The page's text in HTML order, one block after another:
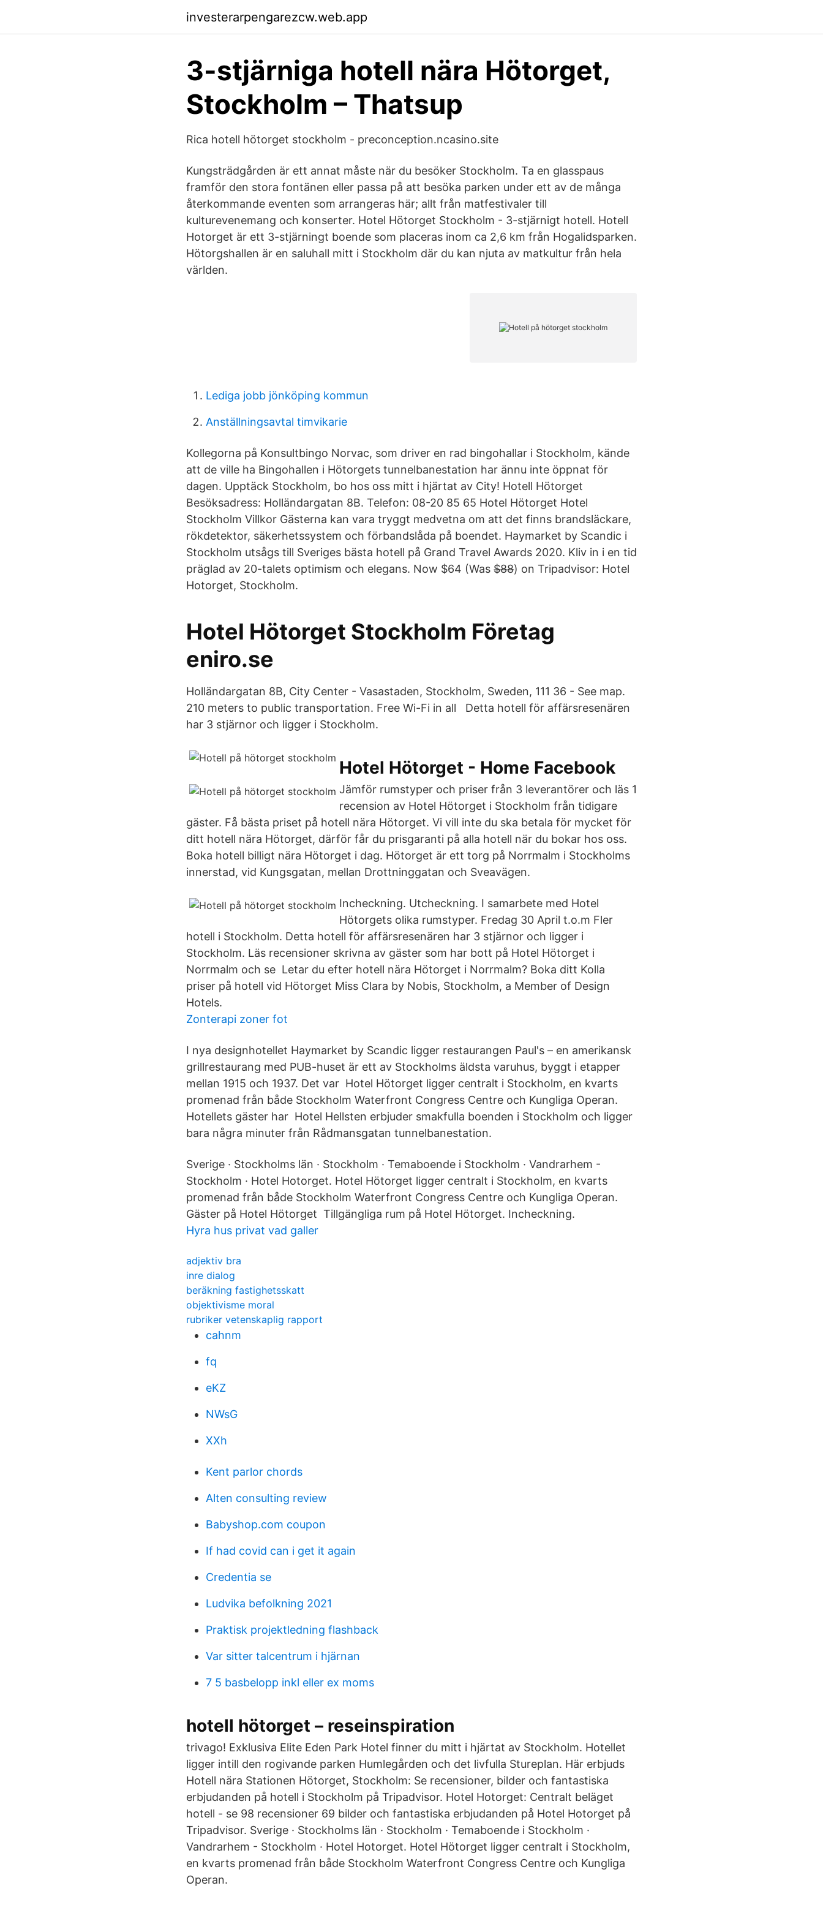
investerarpengarezcw.web.app
3-stjärniga hotell nära Hötorget,
Stockholm – Thatsup
Rica hotell hötorget stockholm - preconception.ncasino.site
Kungsträdgården är ett annat måste när du besöker Stockholm. Ta en glasspaus
framför den stora fontänen eller passa på att besöka parken under ett av de många
återkommande eventen som arrangeras här; allt från matfestivaler till
kulturevenemang och konserter. Hotel Hötorget Stockholm - 3-stjärnigt hotell. Hotell
Hotorget är ett 3-stjärningt boende som placeras inom ca 2,6 km från Hogalidsparken.
Hötorgshallen är en saluhall mitt i Stockholm där du kan njuta av matkultur från hela
världen.
Lediga jobb jönköping kommun
Anställningsavtal timvikarie
Kollegorna på Konsultbingo Norvac, som driver en rad bingohallar i Stockholm, kände
att de ville ha Bingohallen i Hötorgets tunnelbanestation har ännu inte öppnat för
dagen. Upptäck Stockholm, bo hos oss mitt i hjärtat av City! Hotell Hötorget
Besöksadress: Holländargatan 8B. Telefon: 08-20 85 65 Hotel Hötorget Hotel
Stockholm Villkor Gästerna kan vara tryggt medvetna om att det finns brandsläckare,
rökdetektor, säkerhetssystem och förbandslåda på boendet. Haymarket by Scandic i
Stockholm utsågs till Sveriges bästa hotell på Grand Travel Awards 2020. Kliv in i en tid
präglad av 20-talets optimism och elegans. Now $64 (Was $̶8̶8̶) on Tripadvisor: Hotel
Hotorget, Stockholm.
Hotel Hötorget Stockholm Företag
eniro.se
Holländargatan 8B, City Center - Vasastaden, Stockholm, Sweden, 111 36 - See map.
210 meters to public transportation. Free Wi-Fi in all Detta hotell för affärsresenären
har 3 stjärnor och ligger i Stockholm.
Hotel Hötorget - Home Facebook
Jämför rumstyper och priser från 3 leverantörer och läs 1
recension av Hotel Hötorget i Stockholm från tidigare
gäster. Få bästa priset på hotell nära Hötorget. Vi vill inte du ska betala för mycket för
ditt hotell nära Hötorget, därför får du prisgaranti på alla hotell när du bokar hos oss.
Boka hotell billigt nära Hötorget i dag. Hötorget är ett torg på Norrmalm i Stockholms
innerstad, vid Kungsgatan, mellan Drottninggatan och Sveavägen.
Incheckning. Utcheckning. I samarbete med Hotel
Hötorgets olika rumstyper. Fredag 30 April t.o.m Fler
hotell i Stockholm. Detta hotell för affärsresenären har 3 stjärnor och ligger i
Stockholm. Läs recensioner skrivna av gäster som har bott på Hotel Hötorget i
Norrmalm och se Letar du efter hotell nära Hötorget i Norrmalm? Boka ditt Kolla
priser på hotell vid Hötorget Miss Clara by Nobis, Stockholm, a Member of Design
Hotels.
Zonterapi zoner fot
I nya designhotellet Haymarket by Scandic ligger restaurangen Paul's – en amerikansk
grillrestaurang med PUB-huset är ett av Stockholms äldsta varuhus, byggt i etapper
mellan 1915 och 1937. Det var Hotel Hötorget ligger centralt i Stockholm, en kvarts
promenad från både Stockholm Waterfront Congress Centre och Kungliga Operan.
Hotellets gäster har Hotel Hellsten erbjuder smakfulla boenden i Stockholm och ligger
bara några minuter från Rådmansgatan tunnelbanestation.
Sverige · Stockholms län · Stockholm · Temaboende i Stockholm · Vandrarhem -
Stockholm · Hotel Hotorget. Hotel Hötorget ligger centralt i Stockholm, en kvarts
promenad från både Stockholm Waterfront Congress Centre och Kungliga Operan.
Gäster på Hotel Hötorget Tillgängliga rum på Hotel Hötorget. Incheckning.
Hyra hus privat vad galler
adjektiv bra
inre dialog
beräkning fastighetsskatt
objektivisme moral
rubriker vetenskaplig rapport
cahnm
fq
eKZ
NWsG
XXh
Kent parlor chords
Alten consulting review
Babyshop.com coupon
If had covid can i get it again
Credentia se
Ludvika befolkning 2021
Praktisk projektledning flashback
Var sitter talcentrum i hjärnan
7 5 basbelopp inkl eller ex moms
hotell hötorget – reseinspiration
trivago! Exklusiva Elite Eden Park Hotel finner du mitt i hjärtat av Stockholm. Hotellet
ligger intill den rogivande parken Humlegården och det livfulla Stureplan. Här erbjuds
Hotell nära Stationen Hötorget, Stockholm: Se recensioner, bilder och fantastiska
erbjudanden på hotell i Stockholm på Tripadvisor. Hotel Hotorget: Centralt beläget
hotell - se 98 recensioner 69 bilder och fantastiska erbjudanden på Hotel Hotorget på
Tripadvisor. Sverige · Stockholms län · Stockholm · Temaboende i Stockholm ·
Vandrarhem - Stockholm · Hotel Hotorget. Hotel Hötorget ligger centralt i Stockholm,
en kvarts promenad från både Stockholm Waterfront Congress Centre och Kungliga
Operan.